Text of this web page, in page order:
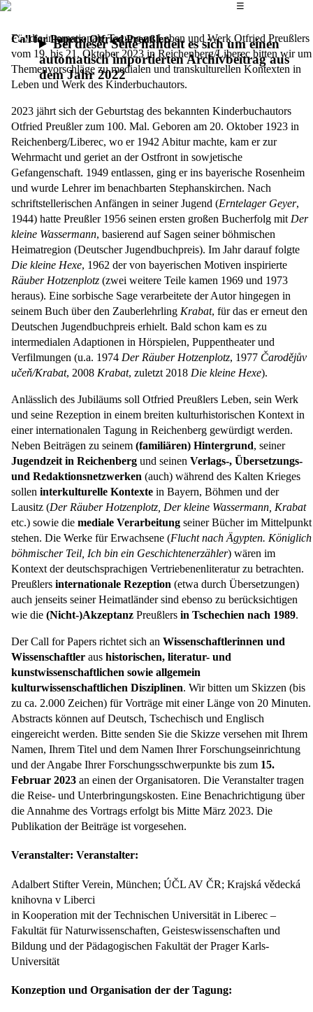
Das
☰
Bei dieser Seite handelt es sich um einen
automatisch importierten Archivbeitrag aus
dem Jahr 2022
Call for Papers: Otfried Preußler
Für die internationale Tagung zu Leben und Werk Otfried Preußlers
vom 19. bis 21. Oktober 2023 in Reichenberg/Liberec bitten wir um
Themenvorschläge zu medialen und transkulturellen Kontexten in
Leben und Werk des Kinderbuchautors.
2023 jährt sich der Geburtstag des bekannten Kinderbuchautors
Otfried Preußler zum 100. Mal. Geboren am 20. Oktober 1923 in
Reichenberg/Liberec, wo er 1942 Abitur machte, kam er zur
Wehrmacht und geriet an der Ostfront in sowjetische
Gefangenschaft. 1949 entlassen, ging er ins bayerische Rosenheim
und wurde Lehrer im benachbarten Stephanskirchen. Nach
schriftstellerischen Anfängen in seiner Jugend (Erntelager Geyer,
1944) hatte Preußler 1956 seinen ersten großen Bucherfolg mit Der
kleine Wassermann, basierend auf Sagen seiner böhmischen
Heimatregion (Deutscher Jugendbuchpreis). Im Jahr darauf folgte
Die kleine Hexe, 1962 der von bayerischen Motiven inspirierte
Räuber Hotzenplotz (zwei weitere Teile kamen 1969 und 1973
heraus). Eine sorbische Sage verarbeitete der Autor hingegen in
seinem Buch über den Zauberlehrling Krabat, für das er erneut den
Deutschen Jugendbuchpreis erhielt. Bald schon kam es zu
intermedialen Adaptionen in Hörspielen, Puppentheater und
Verfilmungen (u.a. 1974 Der Räuber Hotzenplotz, 1977 Čarodějův
učeň/Krabat, 2008 Krabat, zuletzt 2018 Die kleine Hexe).
Anlässlich des Jubiläums soll Otfried Preußlers Leben, sein Werk
und seine Rezeption in einem breiten kulturhistorischen Kontext in
einer internationalen Tagung in Reichenberg gewürdigt werden.
Neben Beiträgen zu seinem (familiären) Hintergrund, seiner
Jugendzeit in Reichenberg und seinen Verlags-, Übersetzungs-
und Redaktionsnetzwerken (auch) während des Kalten Krieges
sollen interkulturelle Kontexte in Bayern, Böhmen und der
Lausitz (Der Räuber Hotzenplotz, Der kleine Wassermann, Krabat
etc.) sowie die mediale Verarbeitung seiner Bücher im Mittelpunkt
stehen. Die Werke für Erwachsene (Flucht nach Ägypten. Königlich
böhmischer Teil, Ich bin ein Geschichtenerzähler) wären im
Kontext der deutschsprachigen Vertriebenenliteratur zu betrachten.
Preußlers internationale Rezeption (etwa durch Übersetzungen)
auch jenseits seiner Heimatländer sind ebenso zu berücksichtigen
wie die (Nicht-)Akzeptanz Preußlers in Tschechien nach 1989.
Der Call for Papers richtet sich an Wissenschaftlerinnen und
Wissenschaftler aus historischen, literatur- und
kunstwissenschaftlichen sowie allgemein
kulturwissenschaftlichen Disziplinen. Wir bitten um Skizzen (bis
zu ca. 2.000 Zeichen) für Vorträge mit einer Länge von 20 Minuten.
Abstracts können auf Deutsch, Tschechisch und Englisch
eingereicht werden. Bitte senden Sie die Skizze versehen mit Ihrem
Namen, Ihrem Titel und dem Namen Ihrer Forschungseinrichtung
und der Angabe Ihrer Forschungsschwerpunkte bis zum 15.
Februar 2023 an einen der Organisatoren. Die Veranstalter tragen
die Reise- und Unterbringungskosten. Eine Benachrichtigung über
die Annahme des Vortrags erfolgt bis Mitte März 2023. Die
Publikation der Beiträge ist vorgesehen.
Veranstalter: Veranstalter:
Adalbert Stifter Verein, München; ÚČL AV ČR; Krajská vědecká
knihovna v Liberci
in Kooperation mit der Technischen Universität in Liberec –
Fakultät für Naturwissenschaften, Geisteswissenschaften und
Bildung und der Pädagogischen Fakultät der Prager Karls-
Universität
Konzeption und Organisation der der Tagung: